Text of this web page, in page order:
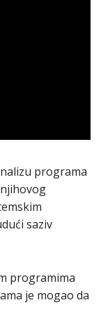
programa
saziv
programima
je mogao da